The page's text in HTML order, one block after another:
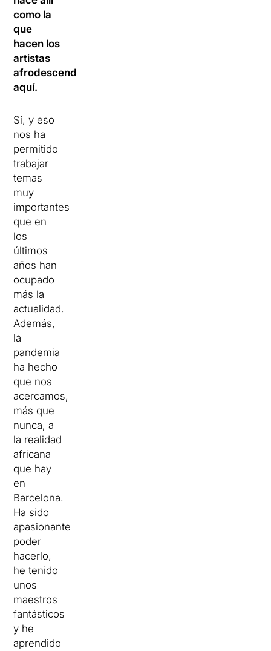
como la
que
hacen los
artistas
afrodescendientes
aquí.
Sí, y eso
nos ha
permitido
trabajar
temas
muy
importantes
que en
los
últimos
años han
ocupado
más la
actualidad.
Además,
la
pandemia
ha hecho
que nos
acercamos,
más que
nunca, a
la realidad
africana
que hay
en
Barcelona.
Ha sido
apasionante
poder
hacerlo,
he tenido
unos
maestros
fantásticos
y he
aprendido